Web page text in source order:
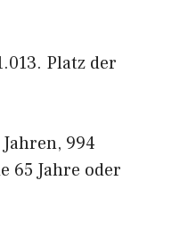
Platz der
994
65 Jahre oder